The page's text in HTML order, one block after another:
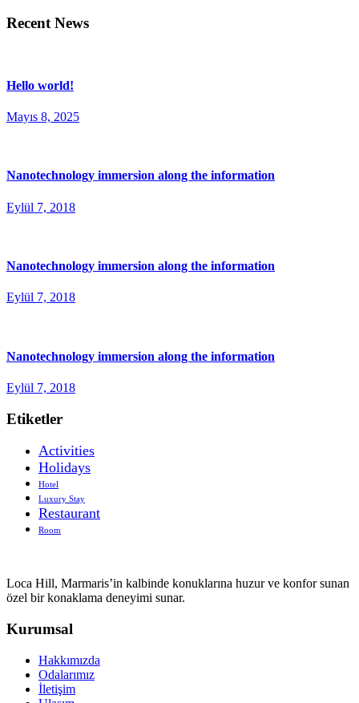
Recent News
Hello world!
Mayıs 8, 2025
Nanotechnology immersion along the information
Eylül 7, 2018
Nanotechnology immersion along the information
Eylül 7, 2018
Nanotechnology immersion along the information
Eylül 7, 2018
Etiketler
Activities
Holidays
Hotel
Luxury Stay
Restaurant
Room
Loca Hill, Marmaris’in kalbinde konuklarına huzur ve konfor sunan
özel bir konaklama deneyimi sunar.
Kurumsal
Hakkımızda
Odalarımız
İletişim